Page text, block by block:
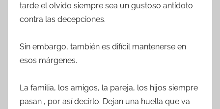
tarde el olvido siempre sea un gustoso antídoto
contra las decepciones.
Sin embargo, también es difícil mantenerse en
esos márgenes.
La familia, los amigos, la pareja, los hijos siempre
pasan , por así decirlo. Dejan una huella que va